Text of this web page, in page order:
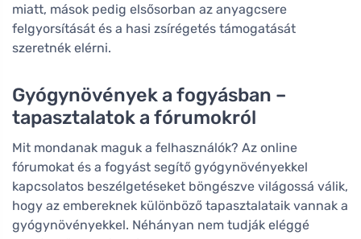
miatt, mások pedig elsősorban az anyagcsere
felgyorsítását és a hasi zsírégetés támogatását
szeretnék elérni.
Gyógynövények a fogyásban –
tapasztalatok a fórumokról
Mit mondanak maguk a felhasználók? Az online
fórumokat és a fogyást segítő gyógynövényekkel
kapcsolatos beszélgetéseket böngészve világossá válik,
hogy az embereknek különböző tapasztalataik vannak a
gyógynövényekkel. Néhányan nem tudják eléggé